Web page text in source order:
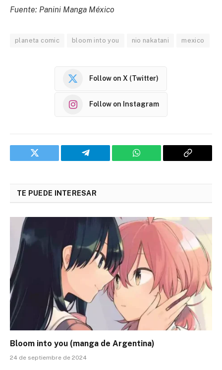
Fuente: Panini Manga México
planeta comic bloom into you nio nakatani mexico
Follow on X (Twitter)
Follow on Instagram
Twitter Telegram WhatsApp
Copy
TE PUEDE INTERESAR
Bloom into you (manga de Argentina)
24 de septiembre de 2024